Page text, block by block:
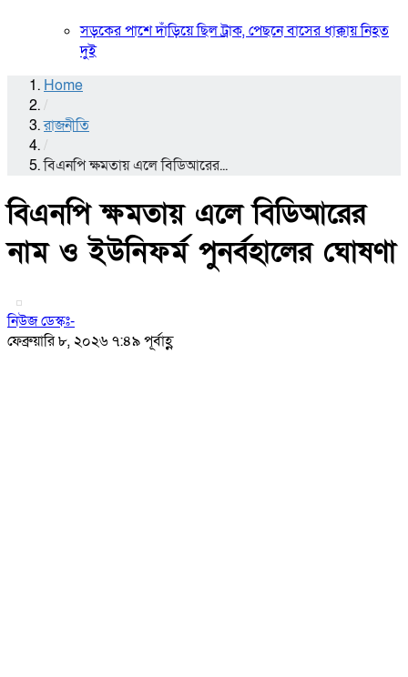
সড়কের পাশে দাঁড়িয়ে ছিল ট্রাক, পেছনে বাসের ধাক্কায় নিহত
দুই
Home
/
রাজনীতি
/
বিএনপি ক্ষমতায় এলে বিডিআরের...
বিএনপি ক্ষমতায় এলে বিডিআরের
নাম ও ইউনিফর্ম পুনর্বহালের ঘোষণা
নিউজ ডেস্কঃ-
ফেব্রুয়ারি ৮, ২০২৬ ৭:৪৯ পূর্বাহ্ণ